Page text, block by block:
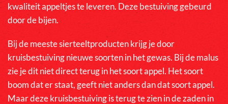
kwaliteit appeltjes te leveren. Deze bestuiving gebeurd
door de bijen.
Bij de meeste sierteeltproducten krijg je door
kruisbestuiving nieuwe soorten in het gewas. Bij de malus
zie je dit niet direct terug in het soort appel. Het soort
boom dat er staat, geeft niet anders dan dat soort appel.
Maar deze kruisbestuiving is terug te zien in de zaden in